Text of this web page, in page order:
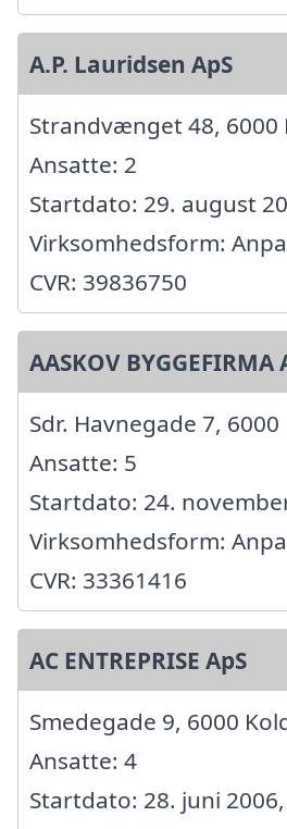
A.P. Lauridsen ApS
Strandvænget 48, 6000
Ansatte: 2
Startdato: 29. august
Virksomhedsform:
CVR: 39836750
AASKOV BYGGEFIRMA
Sdr. Havnegade 7,
Ansatte: 5
Startdato: 24.
Virksomhedsform:
CVR: 33361416
AC ENTREPRISE ApS
Smedegade 9, 6000
Ansatte: 4
Startdato: 28. juni 2006,